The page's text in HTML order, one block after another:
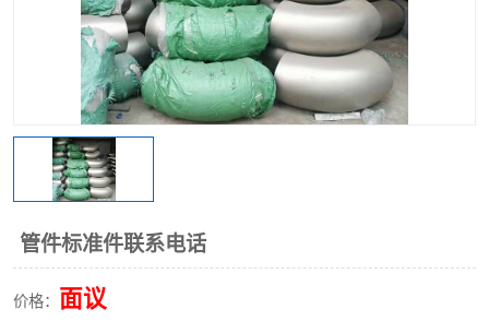
管件标准件联系电话
价格： 面议